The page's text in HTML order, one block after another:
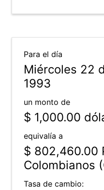
Para el día
Miércoles 22
1993
un monto de
$ 1,000.00
equivalía a
$ 802,460.00
Colombianos
Tasa de cambio: